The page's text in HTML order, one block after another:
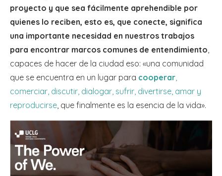
proyecto y que sea fácilmente aprehendible por
quienes lo reciben, esto es, que conecte, significa
una importante necesidad en nuestros trabajos
para encontrar marcos comunes de entendimiento
capaces de hacer de la ciudad eso: «una comunidad
que se encuentra en un lugar para cooperar
comerciar, discutir, dialogar, sufrir, divertirse, amar y
reproducirse , que finalmente es la esencia de la vida».